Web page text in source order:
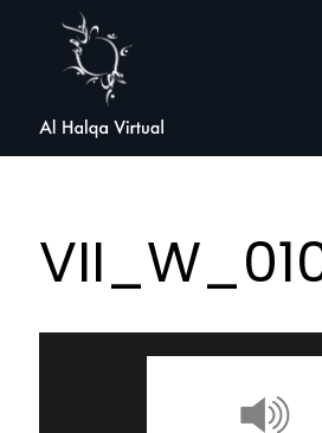
Halqa